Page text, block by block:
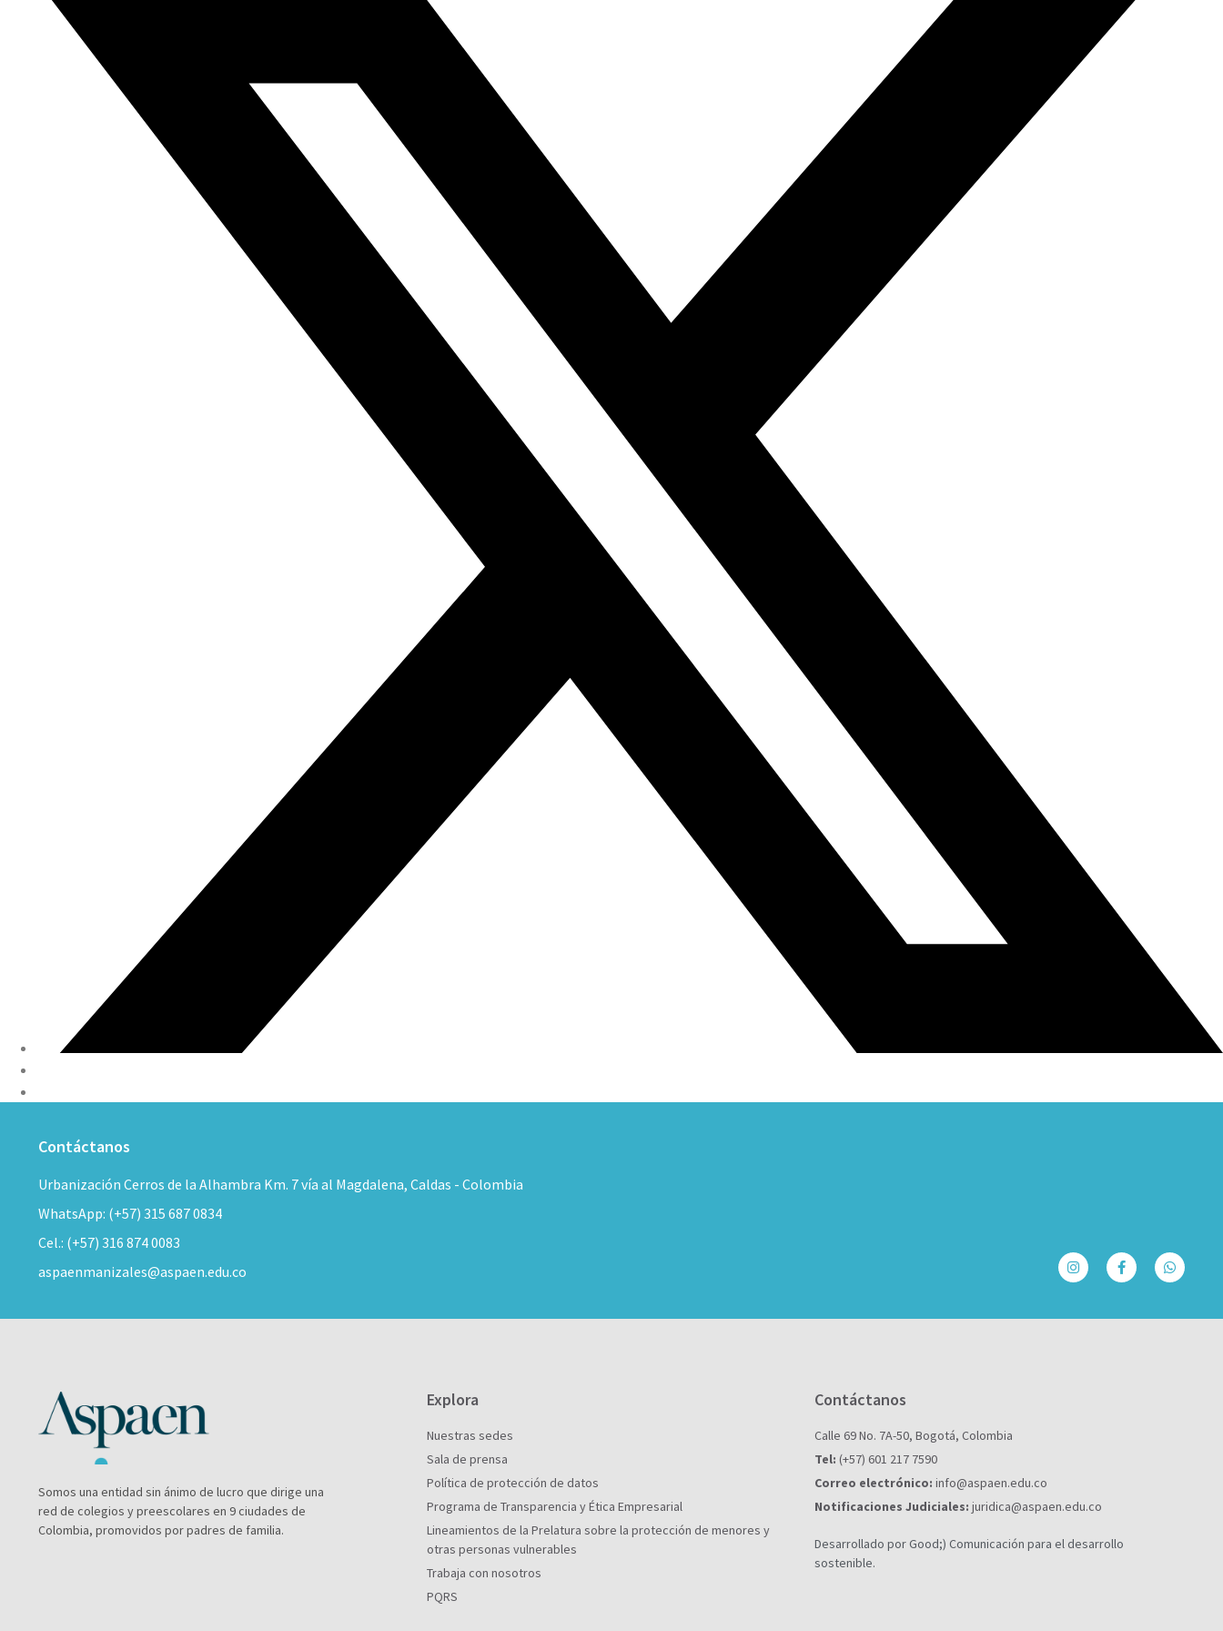
Contáctanos
Urbanización Cerros de la Alhambra Km. 7 vía al Magdalena, Caldas - Colombia
WhatsApp: (+57) 315 687 0834
Cel.: (+57) 316 874 0083
aspaenmanizales@aspaen.edu.co
Somos una entidad sin ánimo de lucro que dirige una
red de colegios y preescolares en 9 ciudades de
Colombia, promovidos por padres de familia.
Explora
Nuestras sedes
Sala de prensa
Política de protección de datos
Programa de Transparencia y Ética Empresarial
Lineamientos de la Prelatura sobre la protección de menores y
otras personas vulnerables
Trabaja con nosotros
PQRS
Contáctanos
Calle 69 No. 7A-50, Bogotá, Colombia
Tel: (+57) 601 217 7590
Correo electrónico: info@aspaen.edu.co
Notificaciones Judiciales: juridica@aspaen.edu.co
Desarrollado por Good;) Comunicación para el desarrollo
sostenible.